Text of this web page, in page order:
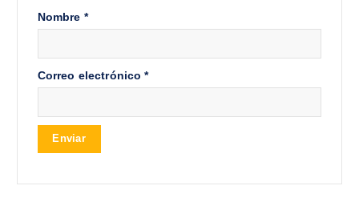
Nombre *
Correo electrónico*